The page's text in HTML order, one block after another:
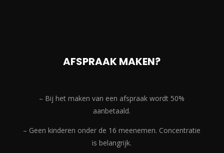
AFSPRAAK MAKEN?
– Bij het maken van een afspraak wordt 50%
aanbetaald.
– Geen kinderen onder de 16 meenemen. Concentratie
is belangrijk.